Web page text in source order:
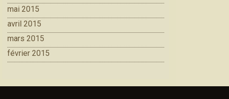
mai 2015
avril 2015
mars 2015
février 2015